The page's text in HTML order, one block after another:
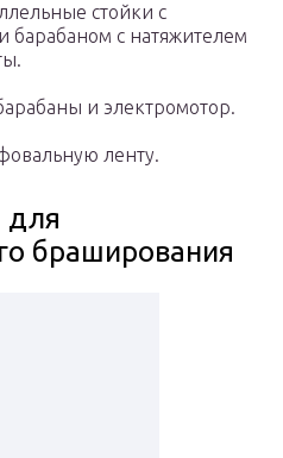
стойки с
барабаном с натяжителем
и электромотор.
ленту.
для
браширования